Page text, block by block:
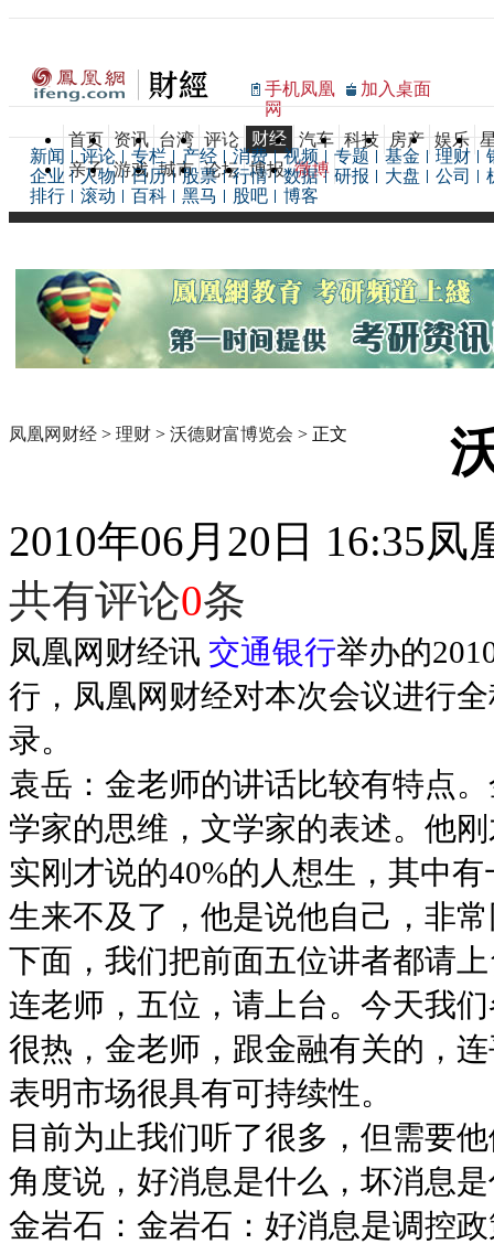
手机凤凰
网
加入桌面
首页 资讯 台湾 评论 财经 汽车 科技 房产 娱乐
亲子 游戏 城市 论坛 博报 微博
新闻 评论 专栏 产经 消费 视频 专题 基金 理财
企业
人物 日历 股票 行情 数据 研报 大盘 公司
排行
滚动 百科 黑马 股吧 博客
凤凰网财经 > 理财 > 沃德财富博览会 > 正文
2010年06月20日 16:35凤
共有评论0条
凤凰网财经讯 交通银行举办的
行，凤凰网财经对本次会议进行
录。
袁岳：金老师的讲话比较有特点
学家的思维，文学家的表述。他
实刚才说的40%的人想生，其中
生来不及了，他是说他自己，非
下面，我们把前面五位讲者都请
连老师，五位，请上台。今天我
很热，金老师，跟金融有关的，
表明市场很具有可持续性。
目前为止我们听了很多，但需要
角度说，好消息是什么，坏消息
金岩石：金岩石：好消息是调控